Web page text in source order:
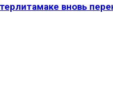
вновь